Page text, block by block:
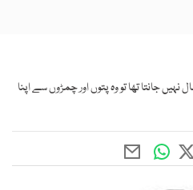
جانتا تھا تو وہ پتوں اور چمڑوں سے اپنا